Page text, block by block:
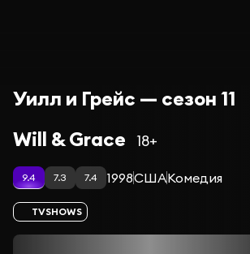
Уилл и Грейс — сезон 11
Will & Grace
18+
9.4 7.3 7.4 1998СШАКомедия
TVSHOWS